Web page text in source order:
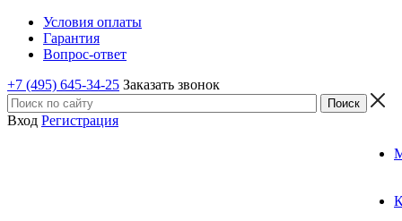
Условия оплаты
Гарантия
Вопрос-ответ
+7 (495) 645-34-25 Заказать звонок
Вход Регистрация